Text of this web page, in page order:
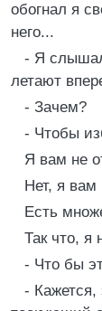
обогнал я
него...
- Я слышал
летают
- Зачем?
- Чтобы
Я вам не
Нет, я вам
Есть
Так что, я
- Что бы
-